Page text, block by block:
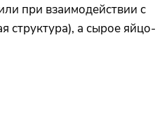
при взаимодействии с
структура), а сырое яйцо-